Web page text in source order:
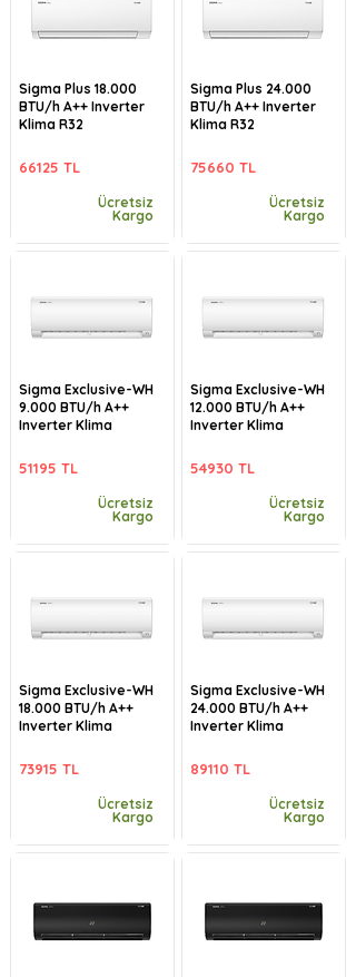
Sigma Plus 18.000
BTU/h A++ Inverter
Klima R32
66125 TL
Ücretsiz
Kargo
Sigma Exclusive-WH
9.000 BTU/h A++
Inverter Klima
51195 TL
Ücretsiz
Kargo
Sigma Exclusive-WH
18.000 BTU/h A++
Inverter Klima
73915 TL
Ücretsiz
Kargo
Sigma Plus 24.000
BTU/h A++ Inverter
Klima R32
75660 TL
Ücretsiz
Kargo
Sigma Exclusive-WH
12.000 BTU/h A++
Inverter Klima
54930 TL
Ücretsiz
Kargo
Sigma Exclusive-WH
24.000 BTU/h A++
Inverter Klima
89110 TL
Ücretsiz
Kargo